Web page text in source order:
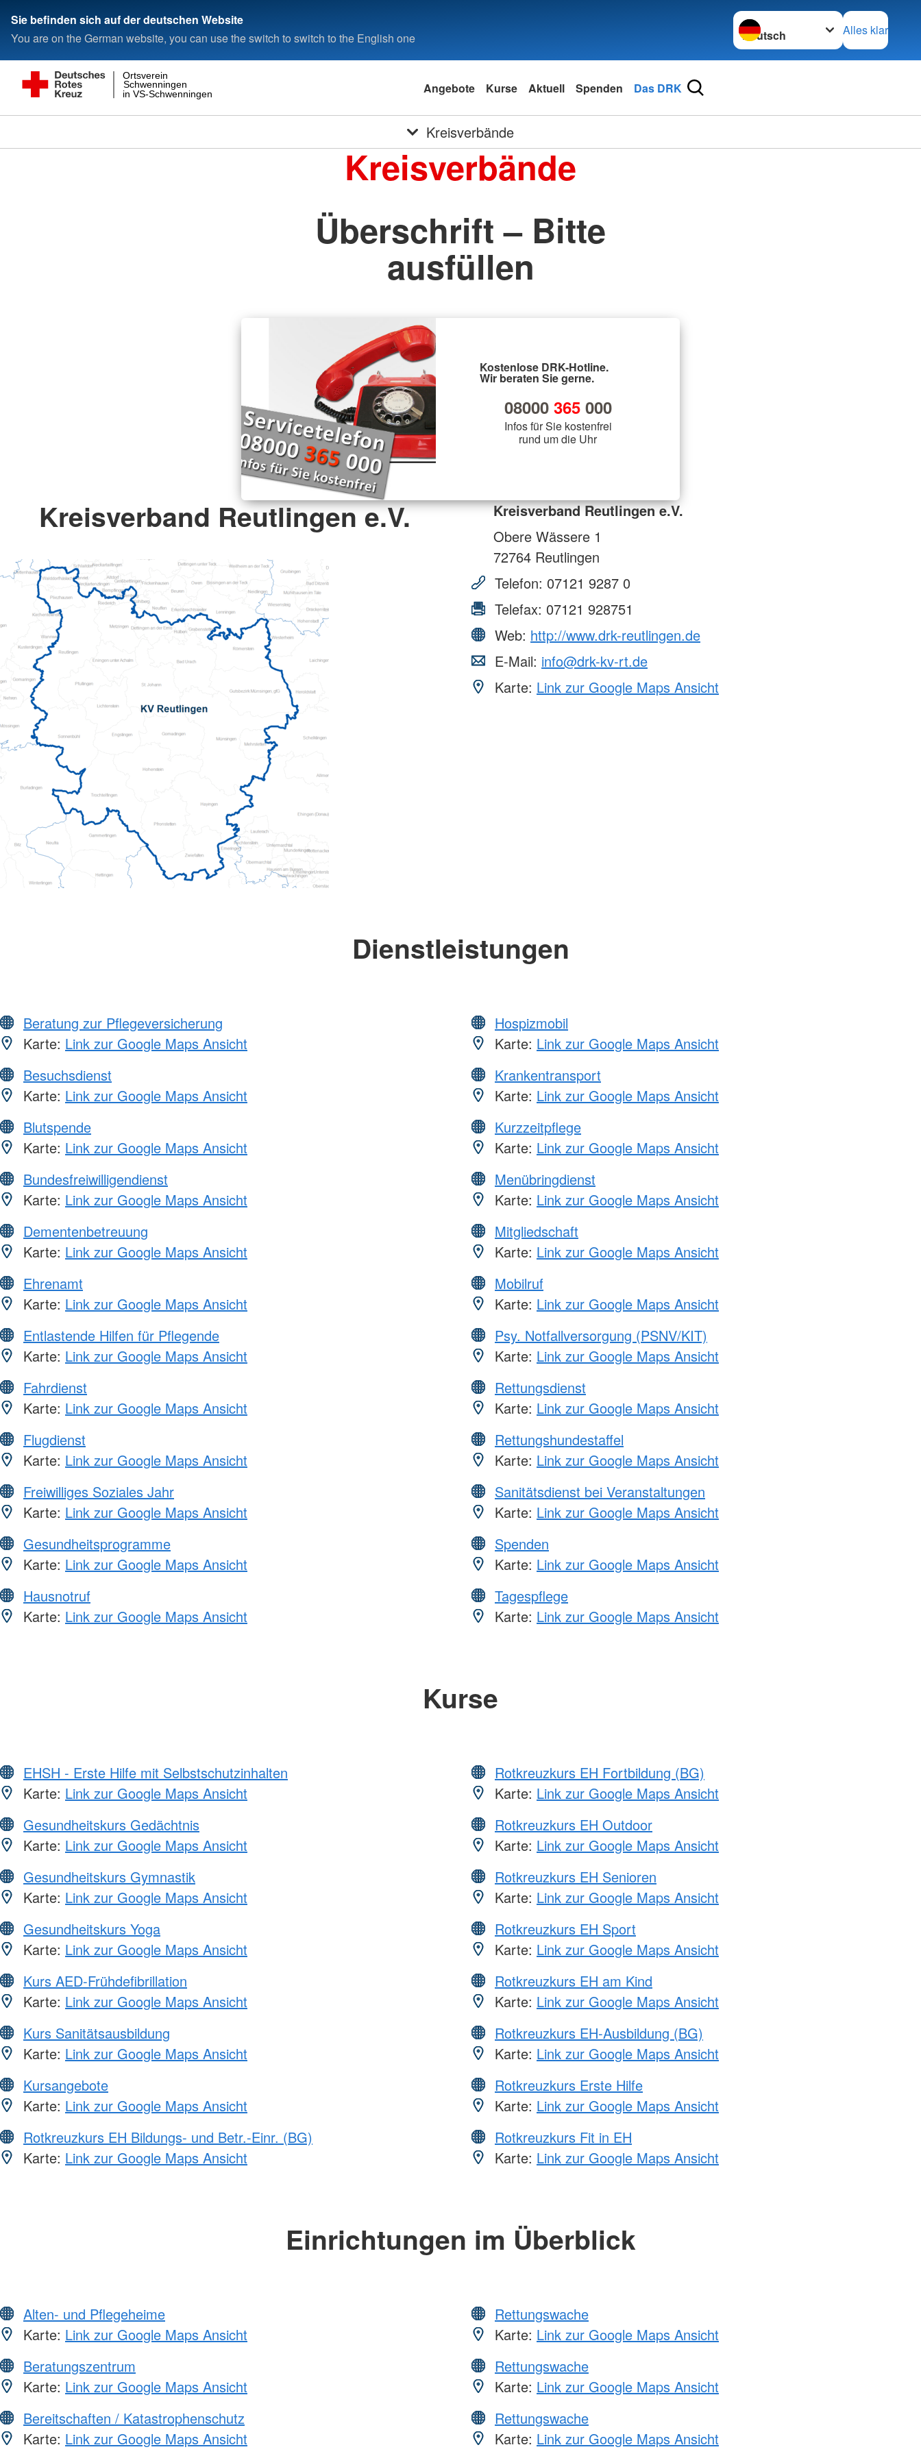
Sie befinden sich auf der deutschen Website
You are on the German website, you can use the switch to switch to the English one
Sprache wechseln zu
Alles klar
in VS-Schwenningen
Schwenningen
Ortsverein
Angebote Kurse Aktuell Spenden Das DRK
Kreisverbände
Kreisverbände
Überschrift – Bitte
ausfüllen
Kostenlose DRK-Hotline.
Wir beraten Sie gerne.
08000 365000
Infos für Sie kostenfrei
rund um die Uhr
Kreisverband Reutlingen e.V.
Kreisverband Reutlingen e.V.
Obere Wässere 1
72764 Reutlingen
Telefon: 07121 9287 0
Telefax: 07121 928751
Web: http://www.drk-reutlingen.de
E-Mail: info@drk-kv-rt.de
Karte: Link zur Google Maps Ansicht
Dienstleistungen
Beratung zur Pflegeversicherung
Karte: Link zur Google Maps Ansicht
Besuchsdienst
Karte: Link zur Google Maps Ansicht
Blutspende
Karte: Link zur Google Maps Ansicht
Bundesfreiwilligendienst
Karte: Link zur Google Maps Ansicht
Dementenbetreuung
Karte: Link zur Google Maps Ansicht
Ehrenamt
Karte: Link zur Google Maps Ansicht
Entlastende Hilfen für Pflegende
Karte: Link zur Google Maps Ansicht
Fahrdienst
Karte: Link zur Google Maps Ansicht
Flugdienst
Karte: Link zur Google Maps Ansicht
Freiwilliges Soziales Jahr
Karte: Link zur Google Maps Ansicht
Gesundheitsprogramme
Karte: Link zur Google Maps Ansicht
Hausnotruf
Karte: Link zur Google Maps Ansicht
Hospizmobil
Karte: Link zur Google Maps Ansicht
Krankentransport
Karte: Link zur Google Maps Ansicht
Kurzzeitpflege
Karte: Link zur Google Maps Ansicht
Menübringdienst
Karte: Link zur Google Maps Ansicht
Mitgliedschaft
Karte: Link zur Google Maps Ansicht
Mobilruf
Karte: Link zur Google Maps Ansicht
Psy. Notfallversorgung (PSNV/KIT)
Karte: Link zur Google Maps Ansicht
Rettungsdienst
Karte: Link zur Google Maps Ansicht
Rettungshundestaffel
Karte: Link zur Google Maps Ansicht
Sanitätsdienst bei Veranstaltungen
Karte: Link zur Google Maps Ansicht
Spenden
Karte: Link zur Google Maps Ansicht
Tagespflege
Karte: Link zur Google Maps Ansicht
Kurse
EHSH - Erste Hilfe mit Selbstschutzinhalten
Karte: Link zur Google Maps Ansicht
Gesundheitskurs Gedächtnis
Karte: Link zur Google Maps Ansicht
Gesundheitskurs Gymnastik
Karte: Link zur Google Maps Ansicht
Gesundheitskurs Yoga
Karte: Link zur Google Maps Ansicht
Kurs AED-Frühdefibrillation
Karte: Link zur Google Maps Ansicht
Kurs Sanitätsausbildung
Karte: Link zur Google Maps Ansicht
Kursangebote
Karte: Link zur Google Maps Ansicht
Rotkreuzkurs EH Bildungs- und Betr.-Einr. (BG)
Karte: Link zur Google Maps Ansicht
Rotkreuzkurs EH Fortbildung (BG)
Karte: Link zur Google Maps Ansicht
Rotkreuzkurs EH Outdoor
Karte: Link zur Google Maps Ansicht
Rotkreuzkurs EH Senioren
Karte: Link zur Google Maps Ansicht
Rotkreuzkurs EH Sport
Karte: Link zur Google Maps Ansicht
Rotkreuzkurs EH am Kind
Karte: Link zur Google Maps Ansicht
Rotkreuzkurs EH-Ausbildung (BG)
Karte: Link zur Google Maps Ansicht
Rotkreuzkurs Erste Hilfe
Karte: Link zur Google Maps Ansicht
Rotkreuzkurs Fit in EH
Karte: Link zur Google Maps Ansicht
Einrichtungen im Überblick
Alten- und Pflegeheime
Karte: Link zur Google Maps Ansicht
Beratungszentrum
Karte: Link zur Google Maps Ansicht
Bereitschaften / Katastrophenschutz
Karte: Link zur Google Maps Ansicht
Rettungswache
Karte: Link zur Google Maps Ansicht
Rettungswache
Karte: Link zur Google Maps Ansicht
Rettungswache
Karte: Link zur Google Maps Ansicht